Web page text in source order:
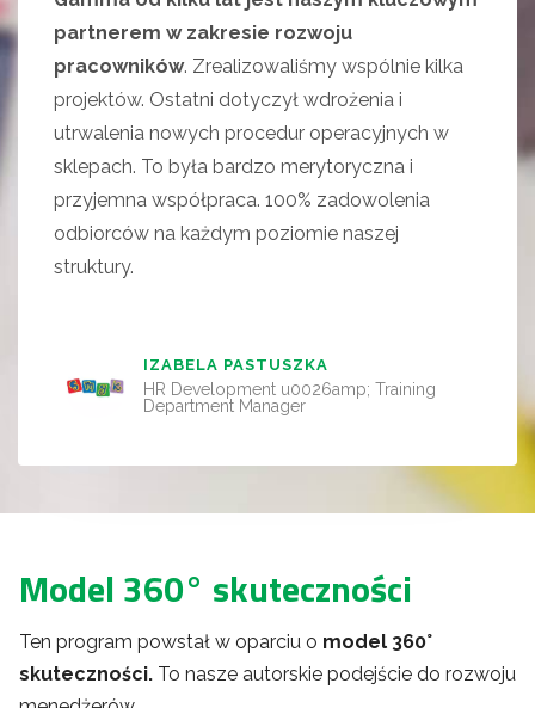
partnerem w zakresie rozwoju
pracowników. Zrealizowaliśmy wspólnie kilka
projektów. Ostatni dotyczył wdrożenia i
utrwalenia nowych procedur operacyjnych w
sklepach. To była bardzo merytoryczna i
przyjemna współpraca. 100% zadowolenia
odbiorców na każdym poziomie naszej
struktury.
IZABELA PASTUSZKA
HR Development u0026amp; Training
Department Manager
Model 360° skuteczności
Ten program powstał w oparciu o model 360°
skuteczności. To nasze autorskie podejście do rozwoju